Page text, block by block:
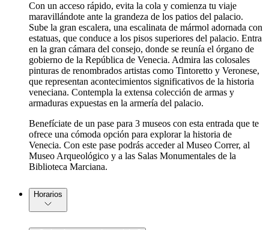
Con un acceso rápido, evita la cola y comienza tu viaje
maravillándote ante la grandeza de los patios del palacio.
Sube la gran escalera, una escalinata de mármol adornada con
estatuas, que conduce a los pisos superiores del palacio. Entra
en la gran cámara del consejo, donde se reunía el órgano de
gobierno de la República de Venecia. Admira las colosales
pinturas de renombrados artistas como Tintoretto y Veronese,
que representan acontecimientos significativos de la historia
veneciana. Contempla la extensa colección de armas y
armaduras expuestas en la armería del palacio.
Benefíciate de un pase para 3 museos con esta entrada que te
ofrece una cómoda opción para explorar la historia de
Venecia. Con este pase podrás acceder al Museo Correr, al
Museo Arqueológico y a las Salas Monumentales de la
Biblioteca Marciana.
Horarios